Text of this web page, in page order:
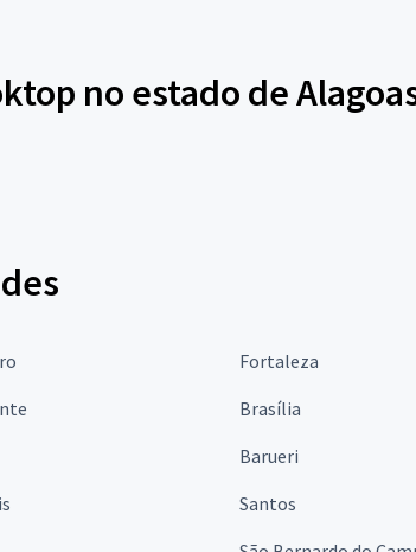
no estado de
Fortaleza
Brasília
Barueri
Santos